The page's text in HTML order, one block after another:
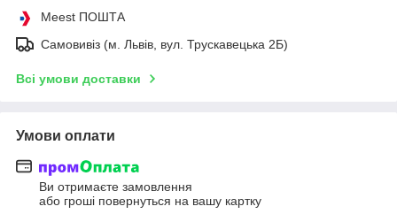
Meest ПОШТА
Самовивіз (м. Львів, вул. Трускавецька 2Б)
Всі умови доставки
Умови оплати
Ви отримаєте замовлення
або гроші повернуться на вашу картку